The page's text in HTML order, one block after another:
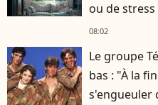
ou de stress
08:02
Le groupe
bas : "À la
s'engueuler